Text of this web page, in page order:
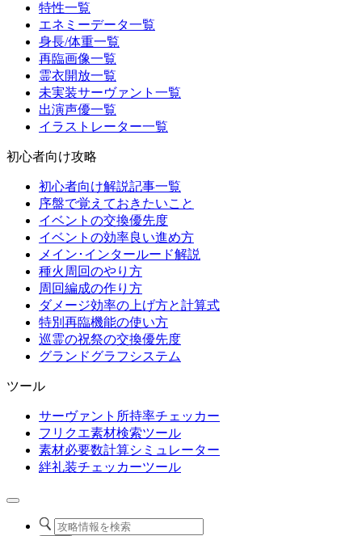
特性一覧
エネミーデータ一覧
身長/体重一覧
再臨画像一覧
霊衣開放一覧
未実装サーヴァント一覧
出演声優一覧
イラストレーター一覧
初心者向け攻略
初心者向け解説記事一覧
序盤で覚えておきたいこと
イベントの交換優先度
イベントの効率良い進め方
メイン･インタールード解説
種火周回のやり方
周回編成の作り方
ダメージ効率の上げ方と計算式
特別再臨機能の使い方
巡霊の祝祭の交換優先度
グランドグラフシステム
ツール
サーヴァント所持率チェッカー
フリクエ素材検索ツール
素材必要数計算シミュレーター
絆礼装チェッカーツール